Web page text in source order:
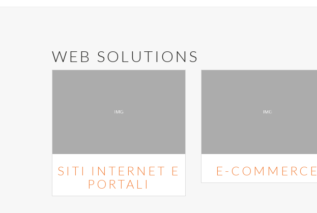
WEB SOLUTIONS
SITI INTERNET E
PORTALI
E-COMMERCE